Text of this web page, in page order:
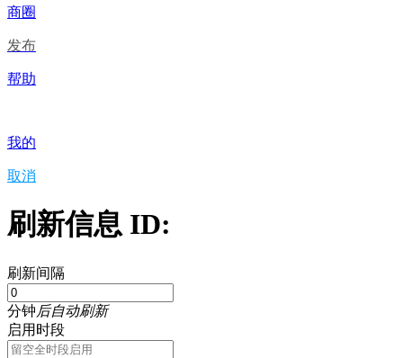
商圈
发布
帮助
我的
取消
刷新信息 ID:
刷新间隔
分钟后自动刷新
启用时段